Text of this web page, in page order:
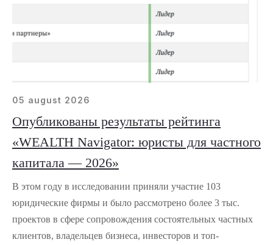
05 august 2026
Опубликованы результаты рейтинга
«WEALTH Navigator: юристы для частного
капитала — 2026»
В этом году в исследовании приняли участие 103
юридические фирмы и было рассмотрено более 3 тыс.
проектов в сфере сопровождения состоятельных частных
клиентов, владельцев бизнеса, инвесторов и топ-